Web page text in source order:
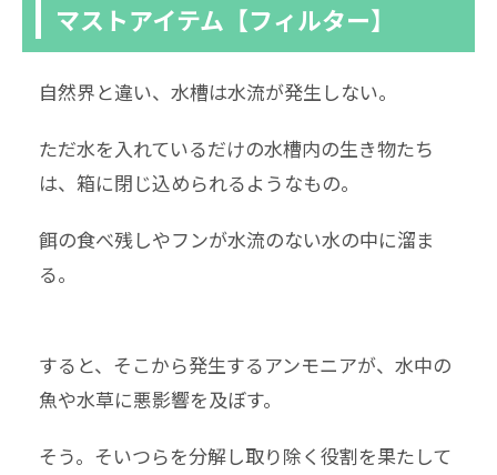
マストアイテム【フィルター】
自然界と違い、水槽は水流が発生しない。
ただ水を入れているだけの水槽内の生き物たち
は、箱に閉じ込められるようなもの。
餌の食べ残しやフンが水流のない水の中に溜ま
る。
すると、そこから発生するアンモニアが、水中の
魚や水草に悪影響を及ぼす。
そう。そいつらを分解し取り除く役割を果たして